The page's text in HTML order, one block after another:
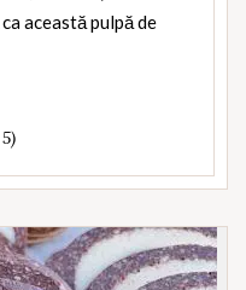
această pulpă de